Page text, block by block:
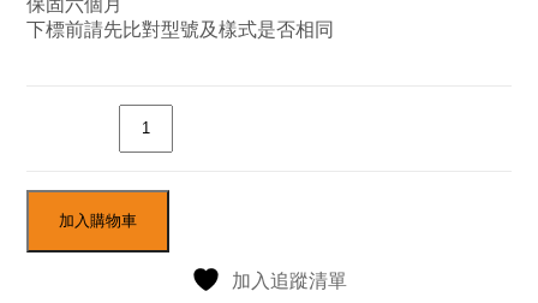
保固六個月
下標前請先比對型號及樣式是否相同
加入購物車
加入追蹤清單